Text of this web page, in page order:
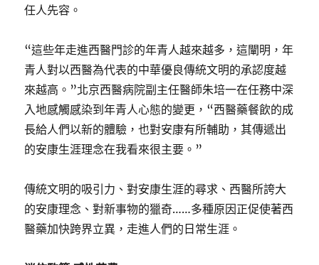
任人先容。
“這些年走進西醫門診的年青人越來越多，這闡明，年
青人對以西醫為代表的中華優良傳統文明的承認度越
來越高。”北京西醫病院副主任醫師朱培一在任務中深
入地感觸感染到年青人心態的變更，“西醫藥餐飲的成
長給人們以新的體驗，也對安康有所輔助，其傳遞出
的安康生涯理念在我看來很主要。”
傳統文明的吸引力、對安康生涯的尋求、西醫所誇大
的安康理念、對新事物的獵奇……多種原因正促使著西
醫藥加快跨界立異，走進人們的日常生涯。